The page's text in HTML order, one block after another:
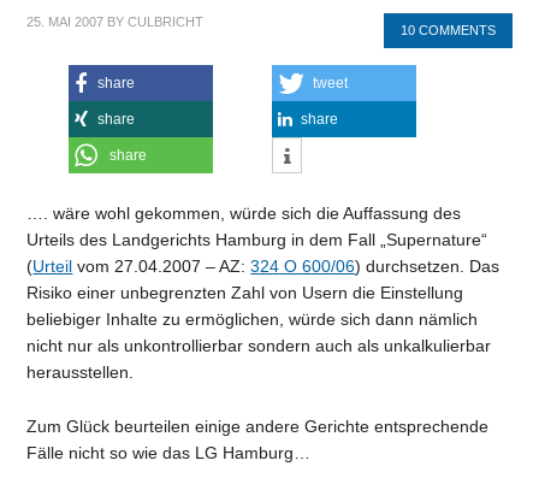
25. MAI 2007 BYCULBRICHT
10 COMMENTS
share tweet
share share
share
…. wäre wohl gekommen, würde sich die Auffassung des
Urteils des Landgerichts Hamburg in dem Fall „Supernature“
(Urteil vom 27.04.2007 – AZ:324 O 600/06) durchsetzen. Das
Risiko einer unbegrenzten Zahl von Usern die Einstellung
beliebiger Inhalte zu ermöglichen, würde sich dann nämlich
nicht nur als unkontrollierbar sondern auch als unkalkulierbar
herausstellen.
Zum Glück beurteilen einige andere Gerichte entsprechende
Fälle nicht so wie das LG Hamburg…